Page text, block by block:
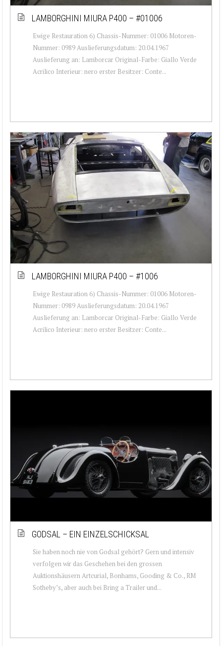
LAMBORGHINI MIURA P400 – #01006
Ewige Restauration 6) Chassis-Nummer: 01006 Motoren-
Nummer: 0989 Auslieferungsdatum: 20.04.1967
Auslieferung an: Lamborcar Original-Farbe: Giallo Verde
Acrilico Interieur: nero erster Besitzer: Conte...
LAMBORGHINI MIURA P400 – #1006
Ewige Restauration 6) Chassis-Nummer: 01006 Motoren-
Nummer: 0989 Auslieferungsdatum: 20.04.1967
Auslieferung an: Lamborcar Original-Farbe: Giallo Verde
Acrilico Interieur: nero erster Besitzer: Conte...
GODSAL – EIN EINZELSCHICKSAL
Sie haben noch nie von Godsal gehört? Gern und intensiv
verfolgen wir das Geschehen bei den gros­sen
Auktionshäusern Artcurial, Bonhams, Gooding & Co., RM
Sotheby’s, aber auch bei Bring a Trailer und...